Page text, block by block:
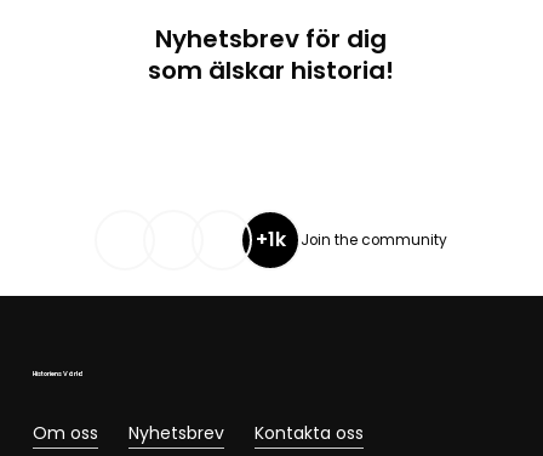
Nyhetsbrev för dig
som älskar historia!
+1k Join the community
Historiens Värld
Om oss Nyhetsbrev Kontakta oss